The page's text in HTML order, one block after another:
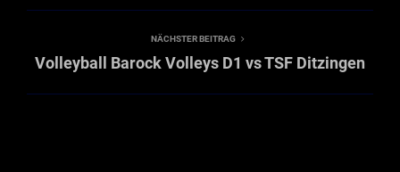
NÄCHSTER BEITRAG
Volleyball Barock Volleys D1 vs TSF Ditzingen